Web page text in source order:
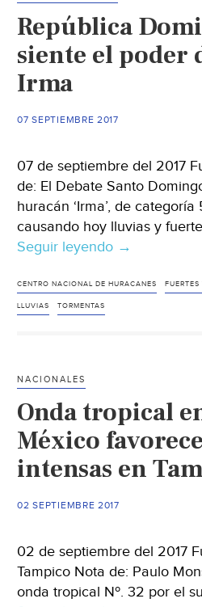
República
siente el poder
Irma
07 SEPTIEMBRE 2017
07 de septiembre del 2017
de: El Debate Santo
huracán ‘Irma’, de
causando hoy lluvias y
Seguir leyendo República
siente
→
CENTRO NACIONAL DE HURACANES
LLUVIAS TORMENTAS
NACIONALES
Onda tropical
México
intensas en
02 SEPTIEMBRE 2017
02 de septiembre del 2017
Tampico Nota de: Paulo
onda tropical Nº. 32 por el